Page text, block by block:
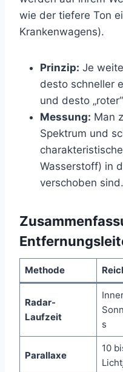
wie der tiefere Ton
Krankenwagens).
Prinzip: Je
desto schneller
und desto
Messung: Man
Spektrum und
Wasserstoff) in
verschoben sind.
Methode
Radar-
Laufzeit
s
Parallaxe
10